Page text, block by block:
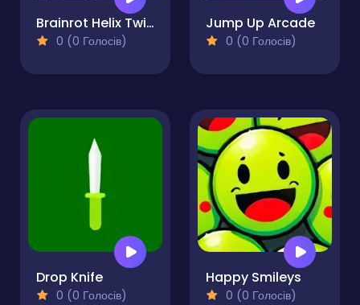
Brainrot Helix Twistcore
0 (0 Голосів)
Jump Up Arcade
0 (0 Голосів)
Drop Knife
0 (0 Голосів)
Happy Smileys
0 (0 Голосів)